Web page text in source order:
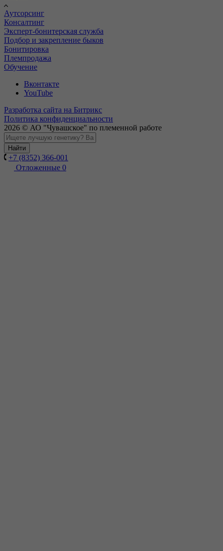
Аутсорсинг
Консалтинг
Эксперт-бонитерская служба
Подбор и закрепление быков
Бонитировка
Племпродажа
Обучение
Вконтакте
YouTube
Разработка сайта на Битрикс
Политика конфиденциальности
2026 © АО "Чувашское" по племенной работе
Найти
+7 (8352) 366-001
Отложенные 0